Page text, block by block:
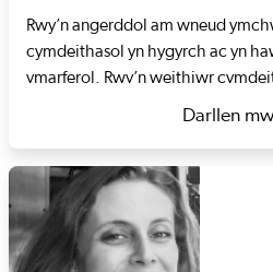
Rwy’n angerddol am wneud
cymdeithasol yn hygyrch ac yn
ymarferol. Rwy’n weithiwr
lleol. Treuliais hefyd flynyddoedd
bynciau camfanteisio rhywiol,
a thrawma datblygiadol. Ychydig
Cymdeithasol Cymru, roeddwn
rhanbarthol, yn cydlynu
Darllen